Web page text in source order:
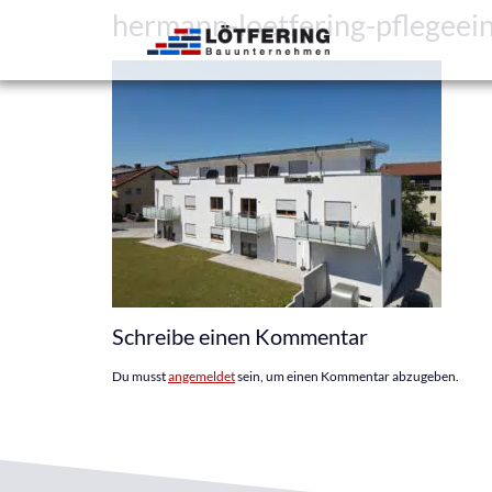
hermann-loetfering-
Schreibe einen Kommentar
Du musstangemeldetsein, um einen Kommentar abzugeben.